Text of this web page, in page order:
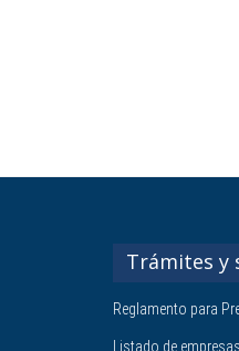
Trámites y
Reglamento para
Listado de